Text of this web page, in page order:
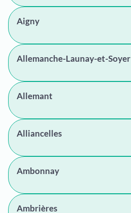
Aigny
Allemanche-Launay-et-Soyer
Allemant
Alliancelles
Ambonnay
Ambrières